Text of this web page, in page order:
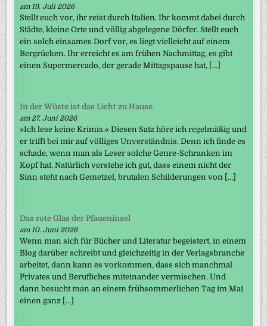
am 19. Juli 2026
Stellt euch vor, ihr reist durch Italien. Ihr kommt dabei durch
Städte, kleine Orte und völlig abgelegene Dörfer. Stellt euch
ein solch einsames Dorf vor, es liegt vielleicht auf einem
Bergrücken. Ihr erreicht es am frühen Nachmittag, es gibt
einen Supermercado, der gerade Mittagspause hat, […]
In der Wüste ist das Licht zu Hause
am 27. Juni 2026
»Ich lese keine Krimis.« Diesen Satz höre ich regelmäßig und
er trifft bei mir auf völliges Unverständnis. Denn ich finde es
schade, wenn man als Leser solche Genre-Schranken im
Kopf hat. Natürlich verstehe ich gut, dass einem nicht der
Sinn steht nach Gemetzel, brutalen Schilderungen von […]
Das rote Glas der Pfaueninsel
am 10. Juni 2026
Wenn man sich für Bücher und Literatur begeistert, in einem
Blog darüber schreibt und gleichzeitig in der Verlagsbranche
arbeitet, dann kann es vorkommen, dass sich manchmal
Privates und Berufliches miteinander vermischen. Und
dann besucht man an einem frühsommerlichen Tag im Mai
einen ganz […]